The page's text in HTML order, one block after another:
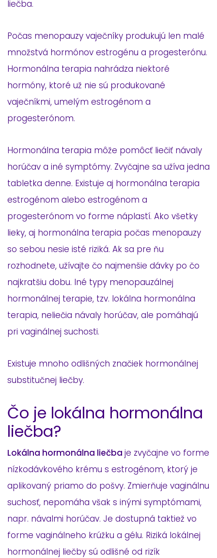
liečba.
Počas menopauzy vaječníky produkujú len malé
množstvá hormónov estrogénu a progesterónu.
Hormonálna terapia nahrádza niektoré
hormóny, ktoré už nie sú produkované
vaječníkmi, umelým estrogénom a
progesterónom.
Hormonálna terapia môže pomôcť liečiť návaly
horúčav a iné symptómy. Zvyčajne sa užíva jedna
tabletka denne. Existuje aj hormonálna terapia
estrogénom alebo estrogénom a
progesterónom vo forme náplastí. Ako všetky
lieky, aj hormonálna terapia počas menopauzy
so sebou nesie isté riziká. Ak sa pre ňu
rozhodnete, užívajte čo najmenšie dávky po čo
najkratšiu dobu. Iné typy menopauzálnej
hormonálnej terapie, tzv. lokálna hormonálna
terapia, neliečia návaly horúčav, ale pomáhajú
pri vaginálnej suchosti.
Existuje mnoho odlišných značiek hormonálnej
substitučnej liečby.
Čo je lokálna hormonálna
liečba?
Lokálna hormonálna liečba je zvyčajne vo forme
nízkodávkového krému s estrogénom, ktorý je
aplikovaný priamo do pošvy. Zmierňuje vaginálnu
suchosť, nepomáha však s inými symptómami,
napr. návalmi horúčav. Je dostupná taktiež vo
forme vaginálneho krúžku a gélu. Riziká lokálnej
hormonálnej liečby sú odlišné od rizík